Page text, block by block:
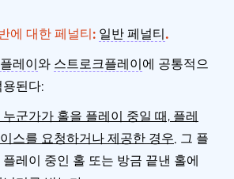
에 대한 페널티: 일반 페널티.
레이와 스트로크플레이에 공통적으
된다:
군가가 홀을 플레이 중일 때, 플레
스를 요청하거나 제공한 경우 . 그 플
레이 중인 홀 또는 방금 끝낸 홀에